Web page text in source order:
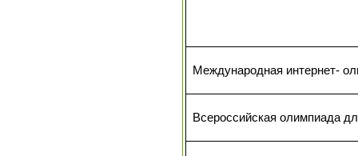
Международная интернет-
Всероссийская олимпиада